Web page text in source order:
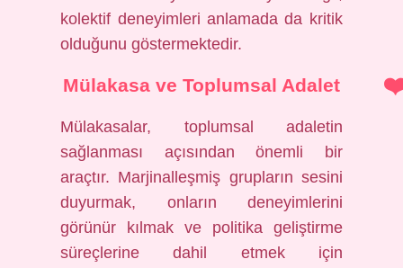
kolektif deneyimleri anlamada da kritik
olduğunu göstermektedir.
Mülakasa ve Toplumsal Adalet
Mülakasalar, toplumsal adaletin
sağlanması açısından önemli bir
araçtır. Marjinalleşmiş grupların sesini
duyurmak, onların deneyimlerini
görünür kılmak ve politika geliştirme
süreçlerine dahil etmek için